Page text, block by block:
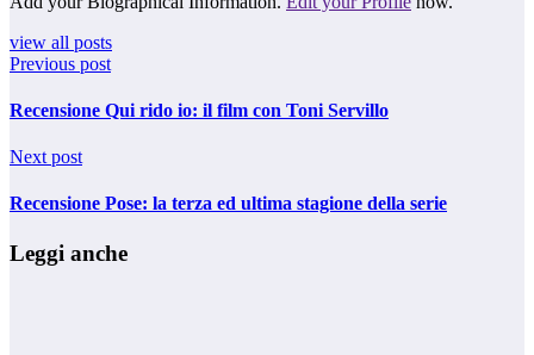
view all posts
Previous post
Recensione Qui rido io: il film con Toni Servillo
Next post
Recensione Pose: la terza ed ultima stagione della serie
Leggi anche